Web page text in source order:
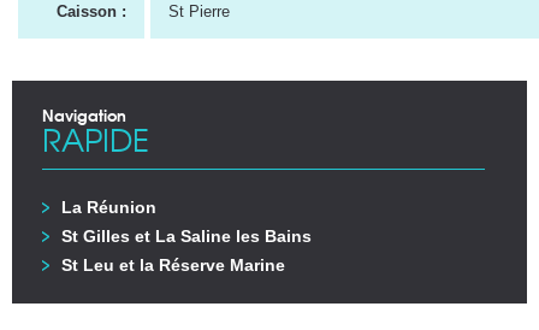
Caisson : St Pierre
Navigation
RAPIDE
La Réunion
St Gilles et La Saline les Bains
St Leu et la Réserve Marine